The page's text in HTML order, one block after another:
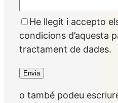
He llegit i accepto
condicions d’aquesta
tractament de dades.
o també podeu